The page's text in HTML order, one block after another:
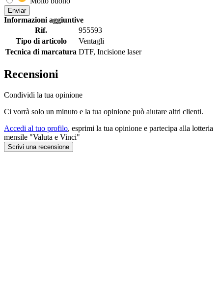
Enviar
Informazioni aggiuntive
Rif.
955593
Tipo di articolo
Ventagli
Tecnica di marcatura DTF, Incisione laser
Recensioni
Condividi la tua opinione
Ci vorrà solo un minuto e la tua opinione può aiutare altri clienti.
Accedi al tuo profilo, esprimi la tua opinione e partecipa alla lotteria
mensile "Valuta e Vinci"
Scrivi una recensione